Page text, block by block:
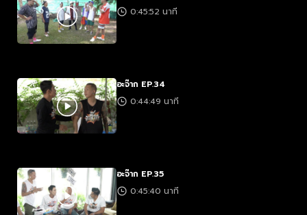
0:45:52 นาที
อะจ๊าก EP.34
0:44:49 นาที
อะจ๊าก EP.35
0:45:40 นาที